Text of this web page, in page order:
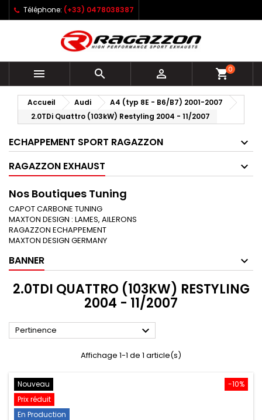
Téléphone: (+33) 0478038387
   shopping_cart0
Accueil Audi
A4 (typ 8E - B6/B7) 2001-2007
2.0TDi Quattro (103kW) Restyling 2004 - 11/2007
ECHAPPEMENT SPORT RAGAZZON
RAGAZZON EXHAUST
Nos Boutiques Tuning
CAPOT CARBONE TUNING
MAXTON DESIGN : LAMES, AILERONS
RAGAZZON ECHAPPEMENT
MAXTON DESIGN GERMANY
BANNER
2.0TDI QUATTRO (103KW) RESTYLING
2004 - 11/2007
Pertinence 
Affichage 1-1 de 1 article(s)
-10%
Nouveau
Prix réduit
En Production